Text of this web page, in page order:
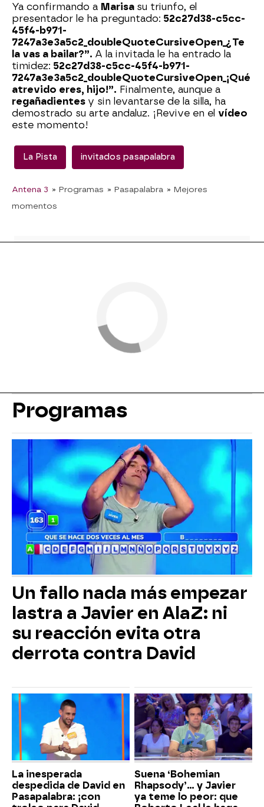
Ya confirmando a Marisa su triunfo, el
presentador le ha preguntado: 52c27d38-c5cc-
45f4-b971-
7247a3e3a5c2_doubleQuoteCursiveOpen_¿Te
la vas a bailar?”. A la invitada le ha entrado la
timidez: 52c27d38-c5cc-45f4-b971-
7247a3e3a5c2_doubleQuoteCursiveOpen_¡Qué
atrevido eres, hijo!”. Finalmente, aunque a
regañadientes y sin levantarse de la silla, ha
demostrado su arte andaluz. ¡Revive en el vídeo
este momento!
La Pista invitados pasapalabra
Antena 3 » Programas » Pasapalabra » Mejores
momentos
Programas
Un fallo nada más empezar
lastra a Javier en AlaZ: ni
su reacción evita otra
derrota contra David
La inesperada
despedida de David en
Pasapalabra: ¡con
Suena ‘Bohemian
Rhapsody’... y Javier
ya teme lo peor: que